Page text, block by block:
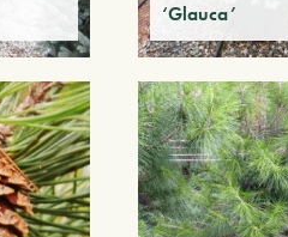
‘Glauca’